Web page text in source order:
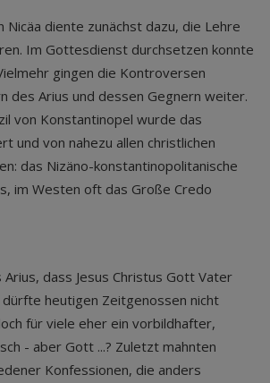
Nicäa diente zunächst dazu, die Lehre
Im Gottesdienst durchsetzen konnte
gingen die Kontroversen
des Arius und dessen Gegnern weiter.
von Konstantinopel wurde das
und von nahezu allen christlichen
das Nizäno-konstantinopolitanische
im Westen oft das Große Credo
Arius, dass Jesus Christus Gott Vater
heutigen Zeitgenossen nicht
für viele eher ein vorbildhafter,
- aber Gott ...? Zuletzt mahnten
Konfessionen, die anders